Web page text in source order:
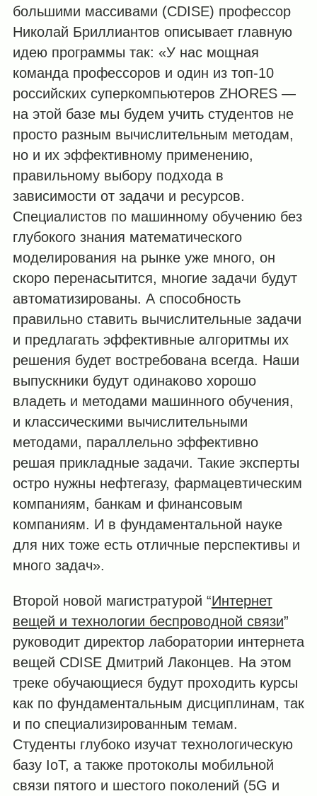
большими массивами (СDISE) профессор
Николай Бриллиантов описывает главную
идею программы так: «У нас мощная
команда профессоров и один из топ-10
российских суперкомпьютеров ZHORES —
на этой базе мы будем учить студентов не
просто разным вычислительным методам,
но и их эффективному применению,
правильному выбору подхода в
зависимости от задачи и ресурсов.
Специалистов по машинному обучению без
глубокого знания математического
моделирования на рынке уже много, он
скоро перенасытится, многие задачи будут
автоматизированы. А способность
правильно ставить вычислительные задачи
и предлагать эффективные алгоритмы их
решения будет востребована всегда. Наши
выпускники будут одинаково хорошо
владеть и методами машинного обучения,
и классическими вычислительными
методами, параллельно эффективно
решая прикладные задачи. Такие эксперты
остро нужны нефтегазу, фармацевтическим
компаниям, банкам и финансовым
компаниям. И в фундаментальной науке
для них тоже есть отличные перспективы и
много задач».
Второй новой магистратурой “Интернет
вещей и технологии беспроводной связи”
руководит директор лаборатории интернета
вещей СDISE Дмитрий Лаконцев. На этом
треке обучающиеся будут проходить курсы
как по фундаментальным дисциплинам, так
и по специализированным темам.
Студенты глубоко изучат технологическую
базу IoT, а также протоколы мобильной
связи пятого и шестого поколений (5G и